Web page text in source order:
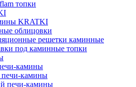
топки
KRATKI
облицовки
решетки каминные
под каминные топки
камины
печи-камины
печи-камины